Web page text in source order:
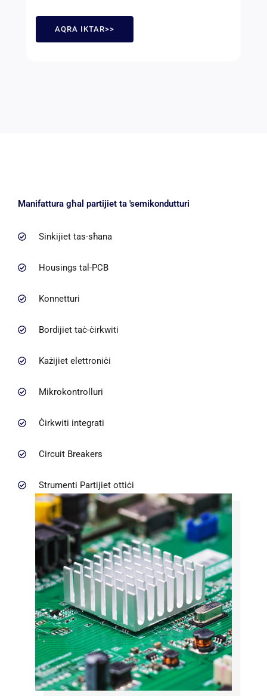
AQRA IKTAR>>
Manifattura għal partijiet ta 'semikondutturi
Sinkijiet tas-sħana
Housings tal-PCB
Konnetturi
Bordijiet taċ-ċirkwiti
Każijiet elettroniċi
Mikrokontrolluri
Ċirkwiti integrati
Circuit Breakers
Strumenti Partijiet ottiċi